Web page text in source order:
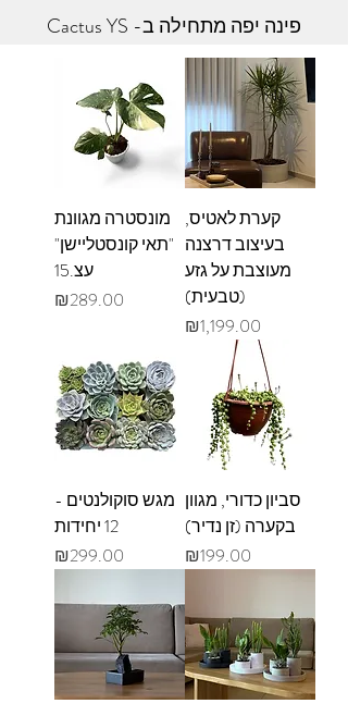
Cactus YS -פינה יפה מתחילה ב
קערת לאטיס,
בעיצוב דרצנה
מעוצבת על גזע
(טבעית)
מחיר
₪1,199.00
מונסטרה מגוונת
"תאי קונסטליישן"
עצ.15
מחיר
₪289.00
סביון כדורי, מגוון
בקערה (זן נדיר)
מחיר
₪199.00
מגש סוקולנטים -
12 יחידות
מחיר
₪299.00